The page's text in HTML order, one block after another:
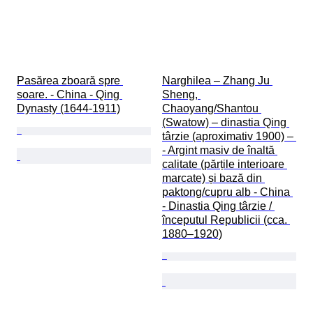
Pasărea zboară spre
soare. - China - Qing
Dynasty (1644-1911)
Narghilea – Zhang Ju
Sheng,
Chaoyang/Shantou
(Swatow) – dinastia Qing
târzie (aproximativ 1900) –
- Argint masiv de înaltă
calitate (părțile interioare
marcate) și bază din
paktong/cupru alb - China
- Dinastia Qing târzie /
începutul Republicii (cca.
1880–1920)